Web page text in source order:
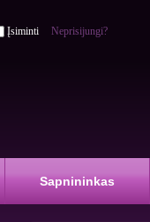
Įsiminti Neprisijungi?
Sapnininkas